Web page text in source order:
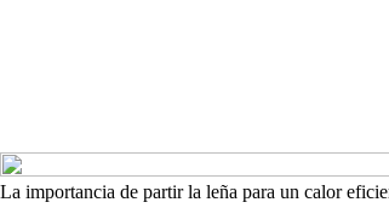
La importancia de partir la leña para un calor